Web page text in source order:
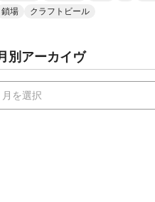
鎖場
クラフトビール
別アーカイヴ